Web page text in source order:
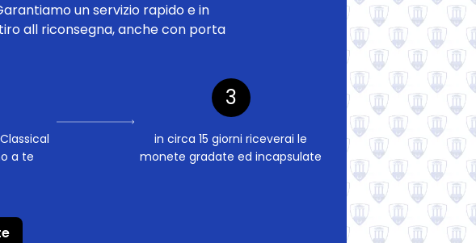
un servizio rapido e in
all riconsegna, anche con porta
a te
3
in circa 15 giorni riceverai le
monete gradate ed incapsulate